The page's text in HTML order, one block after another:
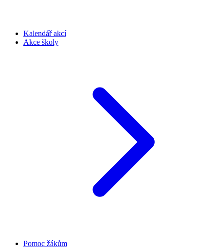
Kalendář akcí
Akce školy
Pomoc žákům